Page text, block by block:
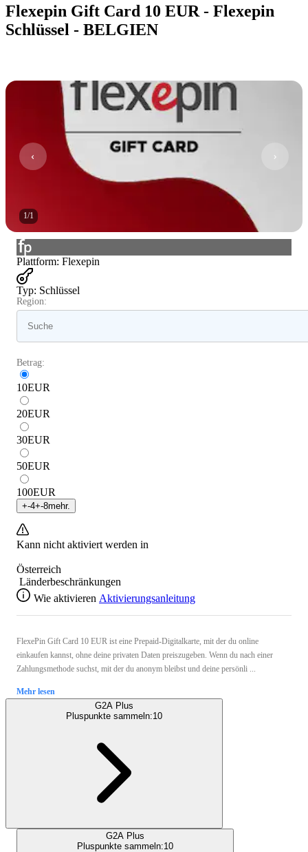
Flexepin Gift Card 10 EUR - Flexepin
Schlüssel - BELGIEN
1/1
Plattform: Flexepin
Typ: Schlüssel
Region:
Betrag:
10EUR
20EUR
30EUR
50EUR
100EUR
+-4+-8mehr.
Kann nicht aktiviert werden in
Österreich
Länderbeschränkungen
Wie aktivieren Aktivierungsanleitung
FlexePin Gift Card 10 EUR ist eine Prepaid-Digitalkarte, mit der du online
einkaufen kannst, ohne deine privaten Daten preiszugeben. Wenn du nach einer
Zahlungsmethode suchst, mit der du anonym bleibst und deine persönli ...
Mehr lesen
G2A Plus
Pluspunkte sammeln:10
G2A Plus
Pluspunkte sammeln:10